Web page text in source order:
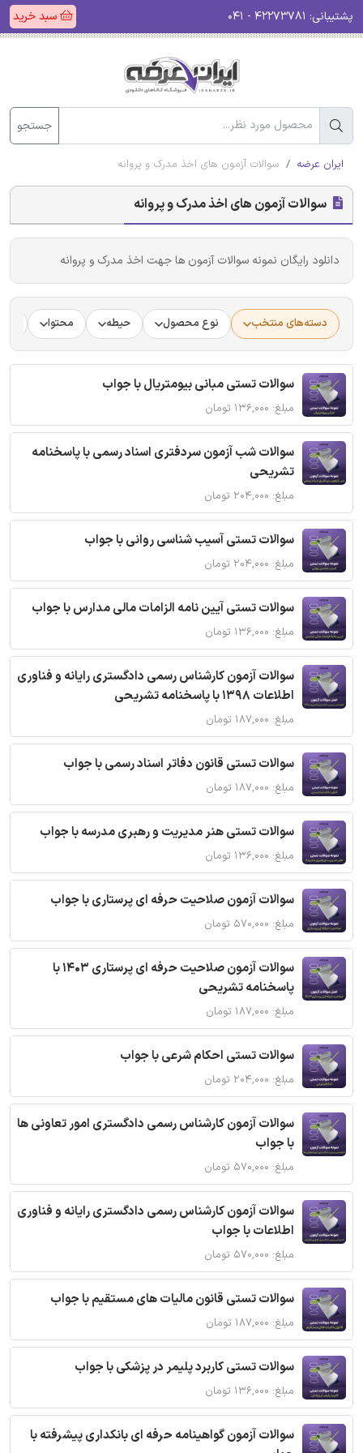
پشتیبانی: سبد خرید
جستجو
ایران عرضه سوالات آزمون های اخذ مدرک و پروانه
سوالات آزمون های اخذ مدرک و پروانه
دانلود رایگان نمونه سوالات آزمون ها جهت اخذ مدرک و پروانه
دسته‌های منتخب نوع محصول حیطه محتوا
سوالات تستی مبانی بیومتریال با جواب
مبلغ: ۱۳۶,۰۰۰ تومان
سوالات شب آزمون سردفتری اسناد رسمی با پاسخنامه
تشریحی
مبلغ: ۲۰۴,۰۰۰ تومان
سوالات تستی آسیب شناسی روانی با جواب
مبلغ: ۲۰۴,۰۰۰ تومان
سوالات تستی آیین نامه الزامات مالی مدارس با جواب
مبلغ: ۱۳۶,۰۰۰ تومان
سوالات آزمون کارشناس رسمی دادگستری رایانه و فناوری
اطلاعات 1398 با پاسخنامه تشریحی
مبلغ: ۱۸۷,۰۰۰ تومان
سوالات تستی قانون دفاتر اسناد رسمی با جواب
مبلغ: ۱۸۷,۰۰۰ تومان
سوالات تستی هنر مدیریت و رهبری مدرسه با جواب
مبلغ: ۱۳۶,۰۰۰ تومان
سوالات آزمون صلاحیت حرفه ای پرستاری با جواب
مبلغ: ۵۷۰,۰۰۰ تومان
سوالات آزمون صلاحیت حرفه ای پرستاری 1403 با
پاسخنامه تشریحی
مبلغ: ۱۸۷,۰۰۰ تومان
سوالات تستی احکام شرعی با جواب
مبلغ: ۲۰۴,۰۰۰ تومان
سوالات آزمون کارشناس رسمی دادگستری امور تعاونی ها
با جواب
مبلغ: ۵۷۰,۰۰۰ تومان
سوالات آزمون کارشناس رسمی دادگستری رایانه و فناوری
اطلاعات با جواب
مبلغ: ۵۷۰,۰۰۰ تومان
سوالات تستی قانون مالیات های مستقیم با جواب
مبلغ: ۱۸۷,۰۰۰ تومان
سوالات تستی کاربرد پلیمر در پزشکی با جواب
مبلغ: ۱۳۶,۰۰۰ تومان
سوالات آزمون گواهینامه حرفه ای بانکداری پیشرفته با